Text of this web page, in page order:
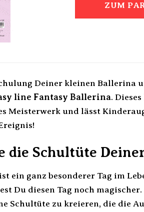
ZUM
Deiner kleinen Ballerina
line Fantasy Ballerina.
Meisterwerk und lässt
die Schultüte
ein ganz besonderer Tag im
Du diesen Tag noch
Schultüte zu kreieren, die die